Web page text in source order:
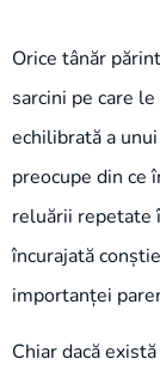
Orice tânăr
sarcini pe care
echilibrată a
preocupe din ce
reluării repetate
încurajată
importanței
Chiar dacă